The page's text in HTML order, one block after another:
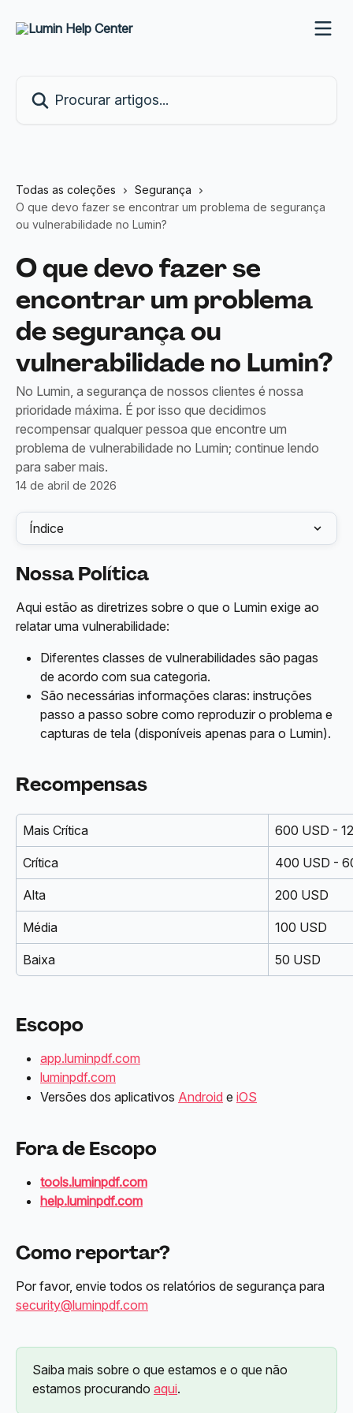
Todas as coleções
Segurança
O que devo fazer se encontrar um problema de segurança
ou vulnerabilidade no Lumin?
O que devo fazer se
encontrar um problema
de segurança ou
vulnerabilidade no Lumin?
No Lumin, a segurança de nossos clientes é nossa
prioridade máxima. É por isso que decidimos
recompensar qualquer pessoa que encontre um
problema de vulnerabilidade no Lumin; continue lendo
para saber mais.
14 de abril de 2026
Índice
Nossa Política
Aqui estão as diretrizes sobre o que o Lumin exige ao
relatar uma vulnerabilidade:
Diferentes classes de vulnerabilidades são pagas
de acordo com sua categoria.
São necessárias informações claras: instruções
passo a passo sobre como reproduzir o problema e
capturas de tela (disponíveis apenas para o Lumin).
Recompensas
Mais Crítica 600 USD -
Crítica 400 USD -
Alta 200 USD
Média 100 USD
Baixa 50 USD
Escopo
app.luminpdf.com
luminpdf.com
Versões dos aplicativos Android e iOS
Fora de Escopo
tools.luminpdf.com
help.luminpdf.com
Como reportar?
Por favor, envie todos os relatórios de segurança para
security@luminpdf.com
Saiba mais sobre o que estamos e o que não
estamos procurando aqui.